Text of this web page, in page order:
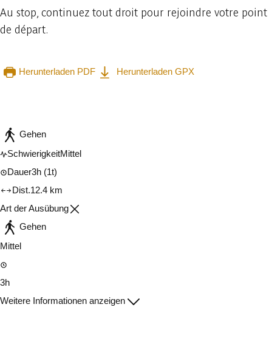
Au stop, continuez tout droit pour rejoindre votre point
de départ.
Herunterladen PDF
Herunterladen GPX
Gehen
SchwierigkeitMittel
Dauer3h (1t)
Dist.12.4 km
Art der Ausübung
Gehen
Mittel
3h
Weitere Informationen anzeigen